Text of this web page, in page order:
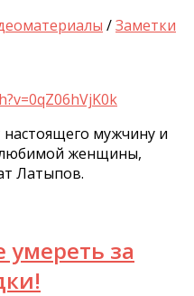
/Заметки
мужчину и
любимой женщины,
Латыпов.
за